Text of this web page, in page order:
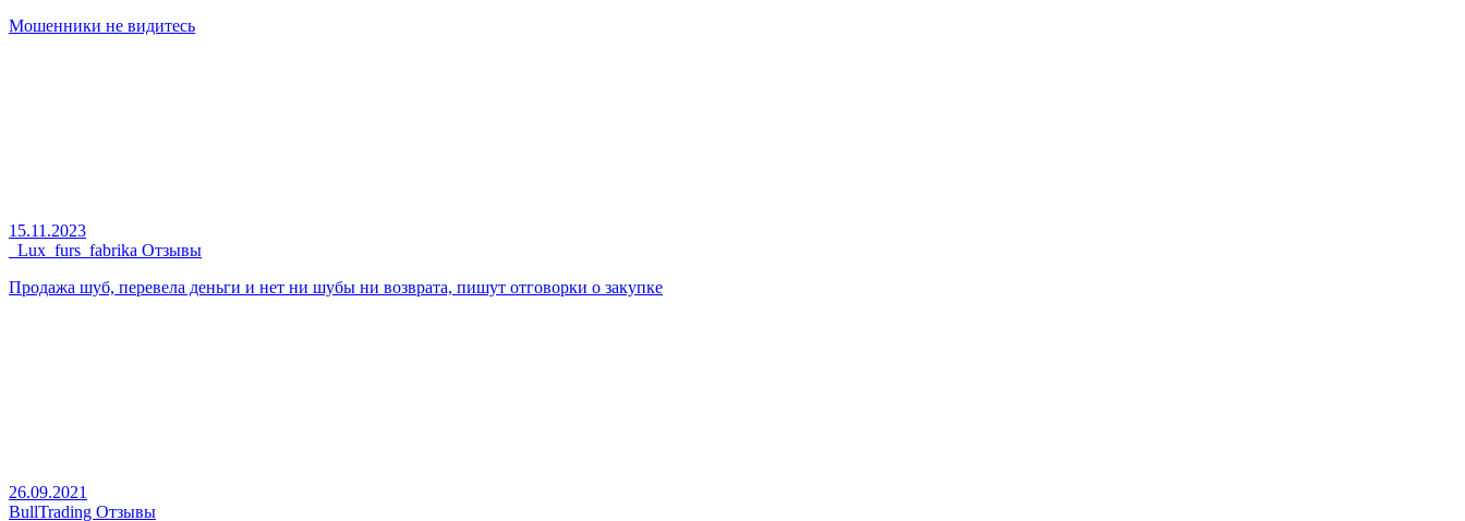
Мошенники не видитесь
15.11.2023
_Lux_furs_fabrika Отзывы
Продажа шуб, перевела деньги и нет ни шубы ни возврата, пишут отговорки о закупке
26.09.2021
BullTrading Отзывы